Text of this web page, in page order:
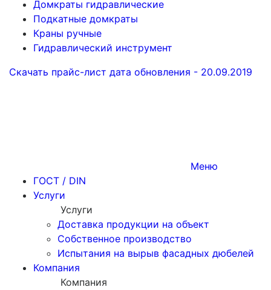
Домкраты гидравлические
Подкатные домкраты
Краны ручные
Гидравлический инструмент
Скачать прайс-лист дата обновления - 20.09.2019
Меню
ГОСТ / DIN
Услуги
Услуги
Доставка продукции на объект
Собственное производство
Испытания на вырыв фасадных дюбелей
Компания
Компания